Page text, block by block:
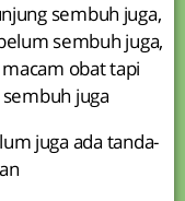
sembuh juga,
sembuh juga,
obat tapi
juga
juga ada tanda-